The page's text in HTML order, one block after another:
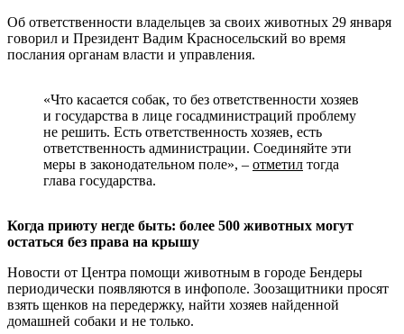
Об ответственности владельцев за своих животных 29 января
говорил и Президент Вадим Красносельский во время
послания органам власти и управления.
«Что касается собак, то без ответственности хозяев
и государства в лице госадминистраций проблему
не решить. Есть ответственность хозяев, есть
ответственность администрации. Соединяйте эти
меры в законодательном поле», – отметил тогда
глава государства.
Когда приюту негде быть: более 500 животных могут
остаться без права на крышу
Новости от Центра помощи животным в городе Бендеры
периодически появляются в инфополе. Зоозащитники просят
взять щенков на передержку, найти хозяев найденной
домашней собаки и не только.